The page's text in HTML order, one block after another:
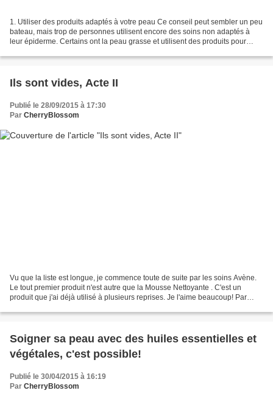
1. Utiliser des produits adaptés à votre peau Ce conseil peut sembler un peu
bateau, mais trop de personnes utilisent encore des soins non adaptés à
leur épiderme. Certains ont la peau grasse et utilisent des produits pour
Ils sont vides, Acte II
Publié le 28/09/2015 à 17:30
Par CherryBlossom
Vu que la liste est longue, je commence toute de suite par les soins Avène.
Le tout premier produit n'est autre que la Mousse Nettoyante . C'est un
produit que j'ai déjà utilisé à plusieurs reprises. Je l'aime beaucoup! Par
Soigner sa peau avec des huiles essentielles et
végétales, c'est possible!
Publié le 30/04/2015 à 16:19
Par CherryBlossom